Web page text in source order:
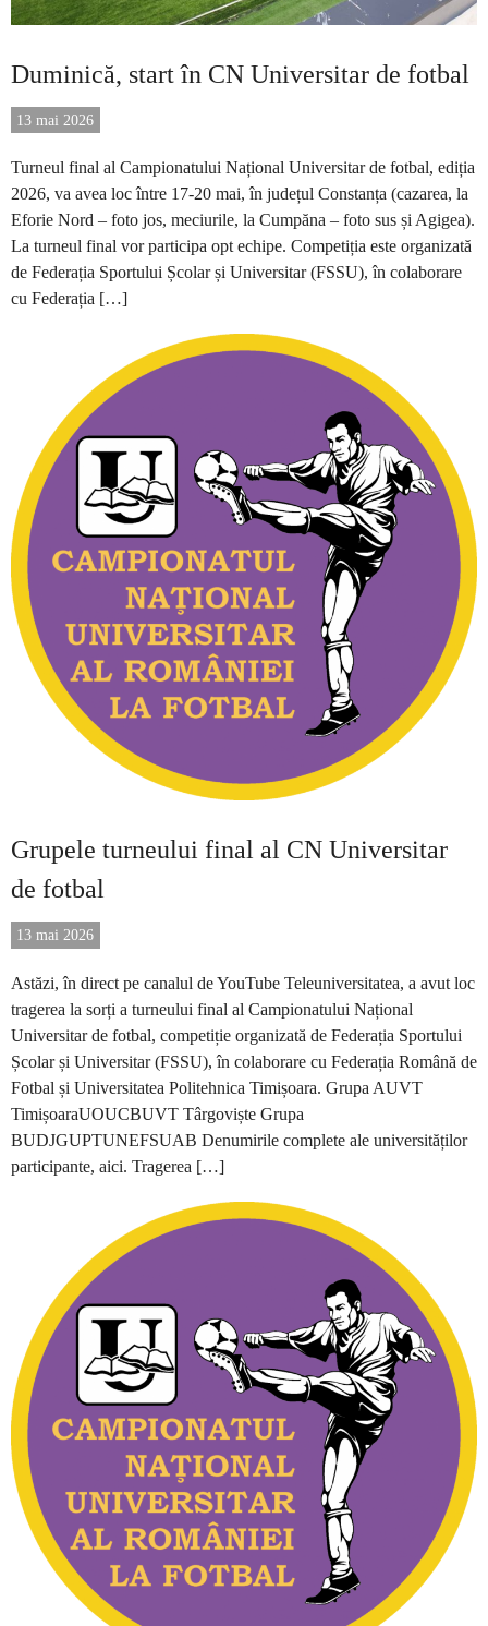
Duminică, start în CN Universitar de fotbal
13 mai 2026
Turneul final al Campionatului Național Universitar de fotbal, ediția
2026, va avea loc între 17-20 mai, în județul Constanța (cazarea, la
Eforie Nord – foto jos, meciurile, la Cumpăna – foto sus și Agigea).
La turneul final vor participa opt echipe. Competiția este organizată
de Federația Sportului Școlar și Universitar (FSSU), în colaborare
cu Federația […]
Grupele turneului final al CN Universitar
de fotbal
13 mai 2026
Astăzi, în direct pe canalul de YouTube Teleuniversitatea, a avut loc
tragerea la sorți a turneului final al Campionatului Național
Universitar de fotbal, competiție organizată de Federația Sportului
Școlar și Universitar (FSSU), în colaborare cu Federația Română de
Fotbal și Universitatea Politehnica Timișoara. Grupa AUVT
TimișoaraUOUCBUVT Târgoviște Grupa
BUDJGUPTUNEFSUAB Denumirile complete ale universităților
participante, aici. Tragerea […]